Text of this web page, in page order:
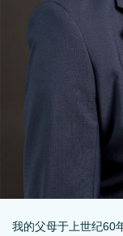
我的父母于上世纪60